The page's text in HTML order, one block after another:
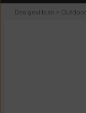
Designville.sk > Outdoor